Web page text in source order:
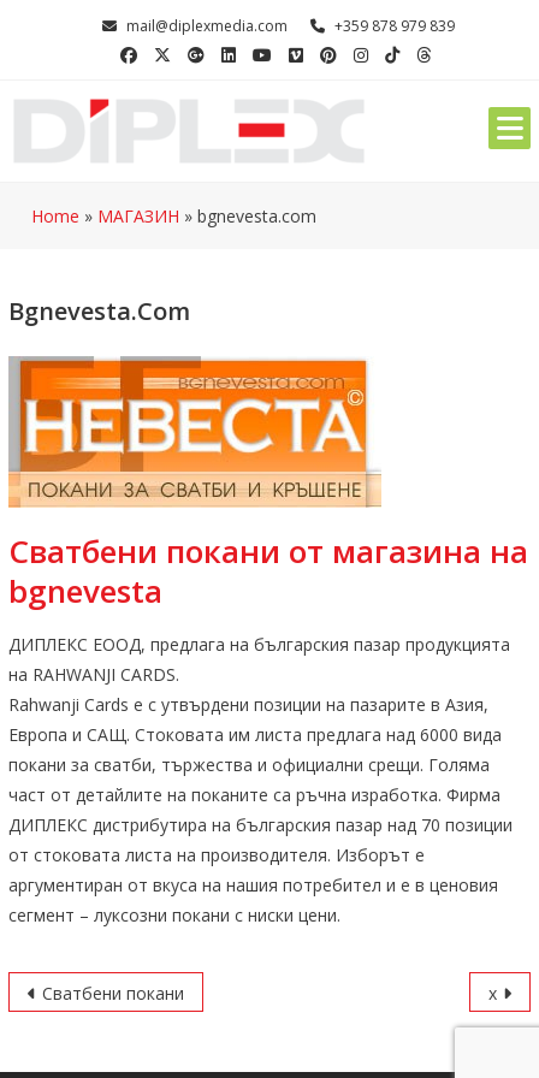
mail@diplexmedia.com +359 878 979 839
Home » МАГАЗИН » bgnevesta.com
Bgnevesta.com
Сватбени покани от магазина на
bgnevesta
ДИПЛЕКС ЕООД, предлага на българския пазар продукцията
на RAHWANJI CARDS.
Rahwanji Cards е с утвърдени позиции на пазарите в Азия,
Европа и САЩ. Стоковата им листа предлага над 6000 вида
покани за сватби, тържества и официални срещи. Голяма
част от детайлите на поканите са ръчна изработка. Фирма
ДИПЛЕКС дистрибутира на българския пазар над 70 позиции
от стоковата листа на производителя. Изборът е
аргументиран от вкуса на нашия потребител и е в ценовия
сегмент – луксозни покани с ниски цени.
Навигация
Сватбени покани x